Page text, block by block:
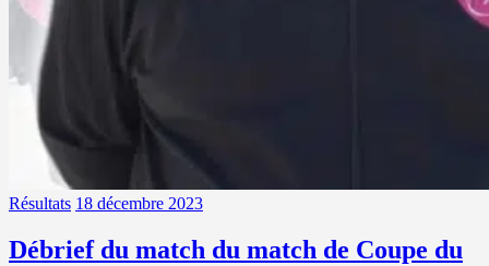
Résultats 18 décembre 2023
Débrief du match du match de Coupe du